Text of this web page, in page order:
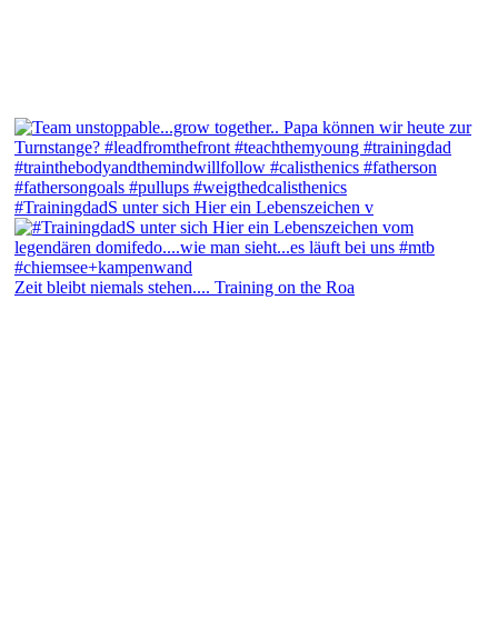
#TrainingdadS unter sich Hier ein Lebenszeichen v
Zeit bleibt niemals stehen.... Training on the Roa